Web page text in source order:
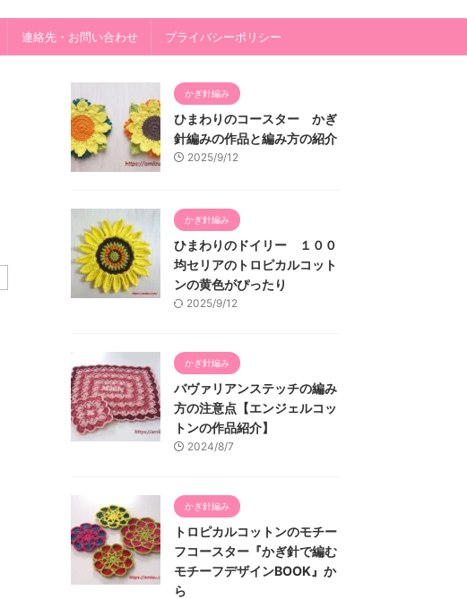
連絡先・お問い合わせ プライバシーポリシー
かぎ針編み
ひまわりのコースター かぎ
針編みの作品と編み方の紹介
2025/9/12
かぎ針編み
ひまわりのドイリー １００
均セリアのトロピカルコット
ンの黄色がぴったり
2025/9/12
かぎ針編み
バヴァリアンステッチの編み
方の注意点【エンジェルコッ
トンの作品紹介】
2024/8/7
かぎ針編み
トロピカルコットンのモチー
フコースター『かぎ針で編む
モチーフデザインBOOK』か
ら